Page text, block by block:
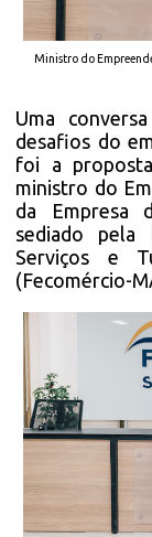
Ministro do
Uma
desafios do
foi a
ministro do
da Empresa
sediado pela
Serviços e
(Fecomércio-